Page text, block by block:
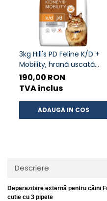
3kg Hill's PD Feline K/D +
Mobility, hrană uscată
dietă veterinară pentru
pisici cu probleme renale
190,00 RON
TVA inclus
ADAUGA IN COS
Descriere
Deparazitare externă pentru câini
cutie cu 3 pipete